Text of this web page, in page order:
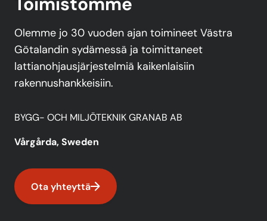
BYGG- OCH MILJÖTEKNIK GRANAB AB
Vårgårda, Sweden
Ota yhteyttä
Olemme jo 30 vuoden ajan toimineet Västra
Götalandin sydämessä ja toimittaneet
lattianohjausjärjestelmiä kaikenlaisiin
rakennushankkeisiin.